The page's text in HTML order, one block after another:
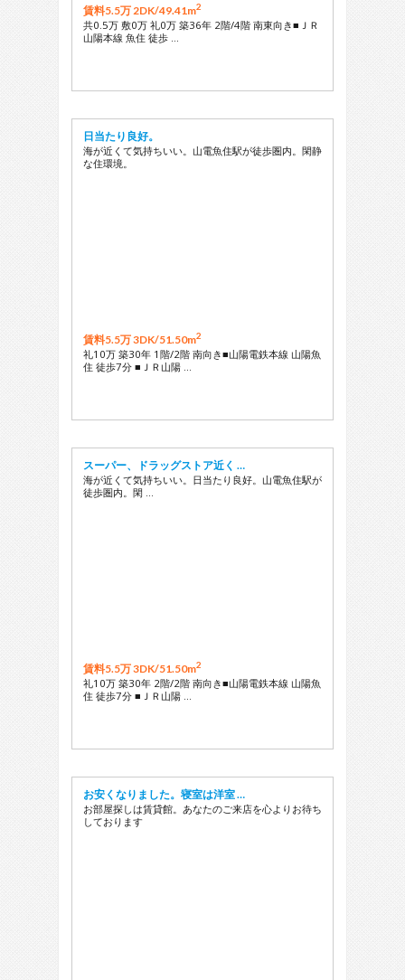
賃料5.5万 2DK/49.41m2
共0.5万 敷0万 礼0万 築36年 2階/4階 南東向き■ＪＲ
山陽本線 魚住 徒歩 …
日当たり良好。
海が近くて気持ちいい。山電魚住駅が徒歩圏内。閑静
な住環境。
賃料5.5万 3DK/51.50m2
礼10万 築30年 1階/2階 南向き■山陽電鉄本線 山陽魚
住 徒歩7分 ■ＪＲ山陽 …
スーパー、ドラッグストア近く …
海が近くて気持ちいい。日当たり良好。山電魚住駅が
徒歩圏内。閑 …
賃料5.5万 3DK/51.50m2
礼10万 築30年 2階/2階 南向き■山陽電鉄本線 山陽魚
住 徒歩7分 ■ＪＲ山陽 …
お安くなりました。寝室は洋室 …
お部屋探しは賃貸館。あなたのご来店を心よりお待ち
しております